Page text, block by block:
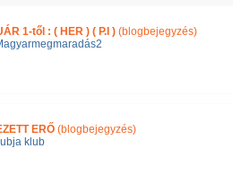
1-től : ( HER ) ( P.I ) (blogbejegyzés)
ERŐ (blogbejegyzés)
klub